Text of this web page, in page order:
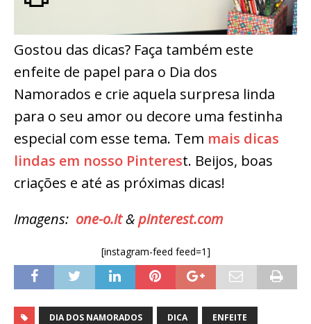
Gostou das dicas? Faça também este
enfeite de papel para o Dia dos
Namorados e crie aquela surpresa linda
para o seu amor ou decore uma festinha
especial com esse tema. Tem mais dicas
lindas em nosso Pinterest. Beijos, boas
criações e até as próximas dicas!
Imagens: one-o.it&pinterest.com
[instagram-feed feed=1]
DIA DOS NAMORADOS DICA ENFEITE